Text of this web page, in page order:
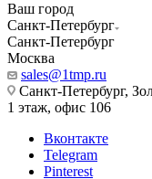
Ваш город
Санкт-Петербург
Санкт-Петербург
Москва
sales@1tmp.ru
Санкт-Петербург,
1 этаж, офис 106
Вконтакте
Telegram
Pinterest